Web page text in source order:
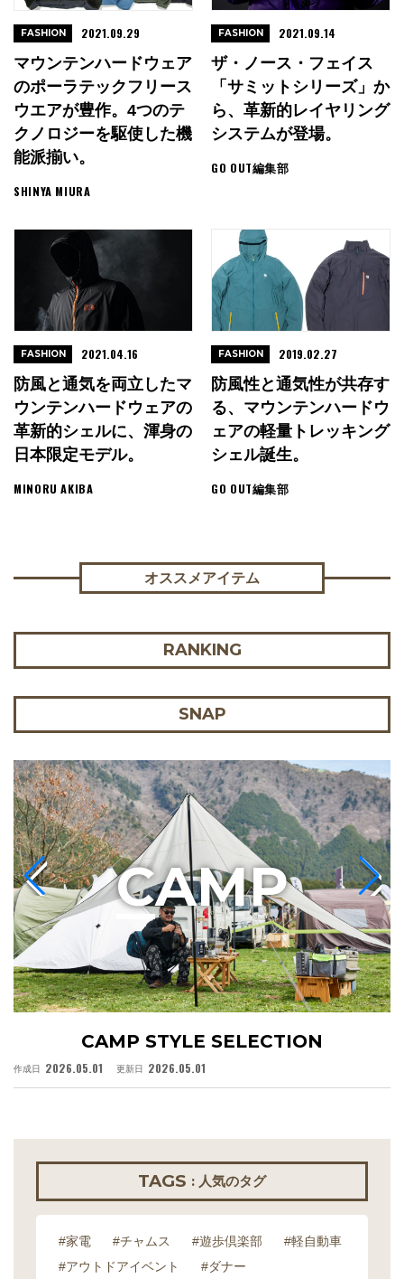
マウンテンハードウェア
のポーラテックフリース
ウエアが豊作。4つのテ
クノロジーを駆使した機
能派揃い。
SHINYA MIURA
FASHION 2021.09.29
ザ・ノース・フェイス
「サミットシリーズ」か
ら、革新的レイヤリング
システムが登場。
GO OUT編集部
FASHION 2021.09.14
防風と通気を両立したマ
ウンテンハードウェアの
革新的シェルに、渾身の
日本限定モデル。
MINORU AKIBA
FASHION 2021.04.16
防風性と通気性が共存す
る、マウンテンハードウ
ェアの軽量トレッキング
シェル誕生。
GO OUT編集部
FASHION 2019.02.27
オススメアイテム
RANKING
SNAP
CAMP STYLE SELECTION
作成日 2026.05.01 更新日 2026.05.01
CAMP
TAGS : 人気のタグ
#家電 #チャムス #遊歩倶楽部
#軽自動車
#アウトドアイベント
#ダナー